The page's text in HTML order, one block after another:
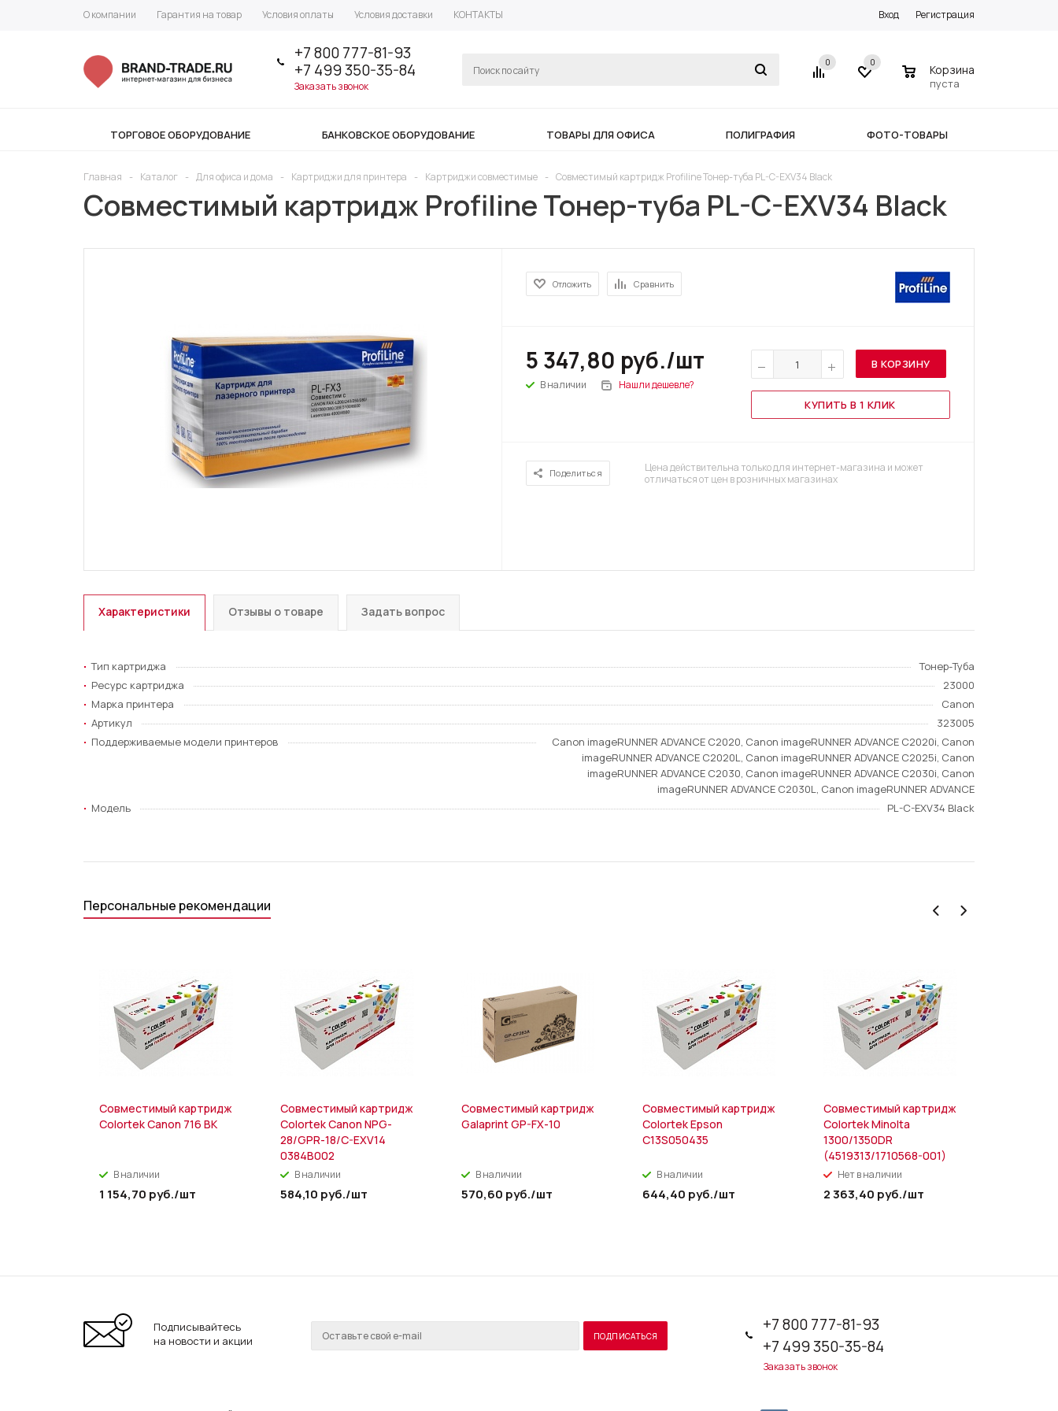
О компании Гарантия на товар Условия оплаты Условия доставки КОНТАКТЫ Вход Регистрация
+7 800 777-81-93
+7 499 350-35-84
Заказать звонок
0 0
Корзина
пуста
ТОРГОВОЕ ОБОРУДОВАНИЕ БАНКОВСКОЕ ОБОРУДОВАНИЕ ТОВАРЫ ДЛЯ ОФИСА ПОЛИГРАФИЯ ФОТО-ТОВАРЫ
Главная - Каталог - Для офиса и дома - Картриджи для принтера - Картриджи совместимые - Совместимый картридж Profiline Тонер-туба PL-C-EXV34 Black
Совместимый картридж Profiline Тонер-туба PL-C-EXV34 Black
Отложить Сравнить
5 347,80 руб./шт
В наличии Нашли дешевле?
В КОРЗИНУ
КУПИТЬ В 1 КЛИК
Поделиться
Цена действительна только для интернет-магазина и может
отличаться от цен в розничных магазинах
Характеристики Отзывы о товаре Задать вопрос
Тип картриджа
Тонер-Туба
Ресурс картриджа
23000
Марка принтера
Canon
Артикул
323005
Поддерживаемые модели принтеров
Canon imageRUNNER ADVANCE C2020, Canon imageRUNNER ADVANCE C2020i, Canon
imageRUNNER ADVANCE C2020L, Canon imageRUNNER ADVANCE C2025i, Canon
imageRUNNER ADVANCE C2030, Canon imageRUNNER ADVANCE C2030i, Canon
imageRUNNER ADVANCE C2030L, Canon imageRUNNER ADVANCE
Модель
PL-C-EXV34 Black
Персональные рекомендации
Совместимый картридж
Colortek Canon 716 BK
В наличии
1 154,70 руб./шт
Совместимый картридж
Colortek Canon NPG-
28/GPR-18/C-EXV14
0384B002
В наличии
584,10 руб./шт
Совместимый картридж
Galaprint GP-FX-10
В наличии
570,60 руб./шт
Совместимый картридж
Colortek Epson
C13S050435
В наличии
644,40 руб./шт
Совместимый картридж
Colortek Minolta
1300/1350DR
(4519313/1710568-001)
Нет в наличии
2 363,40 руб./шт
Подписывайтесь
на новости и акции
+7 800 777-81-93
+7 499 350-35-84
Заказать звонок